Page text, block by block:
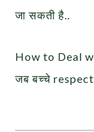
जा सकती है..
How to Deal
जब बच्चे